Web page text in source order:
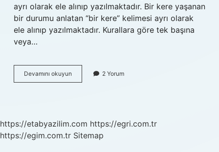
ayrı olarak ele alınıp yazılmaktadır. Bir kere yaşanan
bir durumu anlatan “bir kere” kelimesi ayrı olarak
ele alınıp yazılmaktadır. Kurallara göre tek başına
veya…
Devamını okuyun
Kere
Mı
2 Yorum
https://etabyazilim.com https://egri.com.tr
https://egim.com.tr Sitemap